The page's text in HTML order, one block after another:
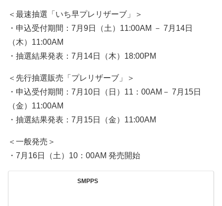
＜最速抽選「いち早プレリザーブ」＞
・申込受付期間：7月9日（土）11:00AM － 7月14日
（木）11:00AM
・抽選結果発表：7月14日（木）18:00PM
＜先行抽選販売「プレリザーブ」＞
・申込受付期間：7月10日（日）11：00AM－ 7月15日
（金）11:00AM
・抽選結果発表：7月15日（金）11:00AM
＜一般発売＞
・7月16日（土）10：00AM 発売開始
SMPPS